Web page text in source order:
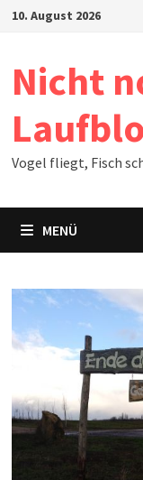
Zum10. August 2026
Nicht
Vogel fliegt, Fisch
MENÜ